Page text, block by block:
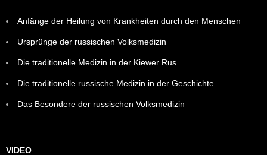
Anfänge der Heilung von Krankheiten durch den Menschen
Ursprünge der russischen Volksmedizin
Die traditionelle Medizin in der Kiewer Rus
Die traditionelle russische Medizin in der Geschichte
Das Besondere der russischen Volksmedizin
VIDEO